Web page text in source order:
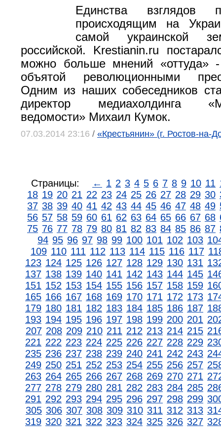
Единства взглядов
происходящим на
самой украинской
российской. Krestianin.ru
можно больше мнений «оттуда»
объятой революционными
Одним из наших собеседников
директор медиахолдинга
ведомости» Михаил Кумок.
07.03.2014 23:16 / «Крестьянин» (г. Ростов-на-
Страницы: ← 1 2 3 4 5 6 7 8 9 10 11
18 19 20 21 22 23 24 25 26 27 28 29 30
37 38 39 40 41 42 43 44 45 46 47 48 49
56 57 58 59 60 61 62 63 64 65 66 67 68
75 76 77 78 79 80 81 82 83 84 85 86 87
94 95 96 97 98 99 100 101 102 103
109 110 111 112 113 114 115 116 117
123 124 125 126 127 128 129 130 131
137 138 139 140 141 142 143 144 145
151 152 153 154 155 156 157 158 159
165 166 167 168 169 170 171 172 173
179 180 181 182 183 184 185 186 187
193 194 195 196 197 198 199 200 201
207 208 209 210 211 212 213 214 215
221 222 223 224 225 226 227 228 229
235 236 237 238 239 240 241 242 243
249 250 251 252 253 254 255 256 257
263 264 265 266 267 268 269 270 271
277 278 279 280 281 282 283 284 285
291 292 293 294 295 296 297 298 299
305 306 307 308 309 310 311 312 313
319 320 321 322 323 324 325 326 327